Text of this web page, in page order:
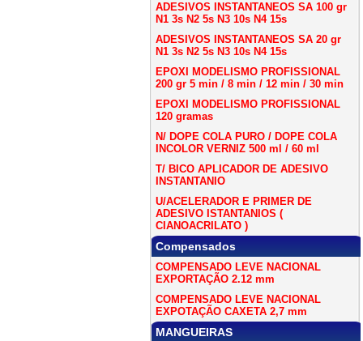
ADESIVOS INSTANTANEOS SA 100 gr
N1 3s N2 5s N3 10s N4 15s
ADESIVOS INSTANTANEOS SA 20 gr
N1 3s N2 5s N3 10s N4 15s
EPOXI MODELISMO PROFISSIONAL
200 gr 5 min / 8 min / 12 min / 30 min
EPOXI MODELISMO PROFISSIONAL
120 gramas
N/ DOPE COLA PURO / DOPE COLA
INCOLOR VERNIZ 500 ml / 60 ml
T/ BICO APLICADOR DE ADESIVO
INSTANTANIO
U/ACELERADOR E PRIMER DE
ADESIVO ISTANTANIOS (
CIANOACRILATO )
Compensados
COMPENSADO LEVE NACIONAL
EXPORTAÇÃO 2.12 mm
COMPENSADO LEVE NACIONAL
EXPOTAÇÃO CAXETA 2,7 mm
MANGUEIRAS